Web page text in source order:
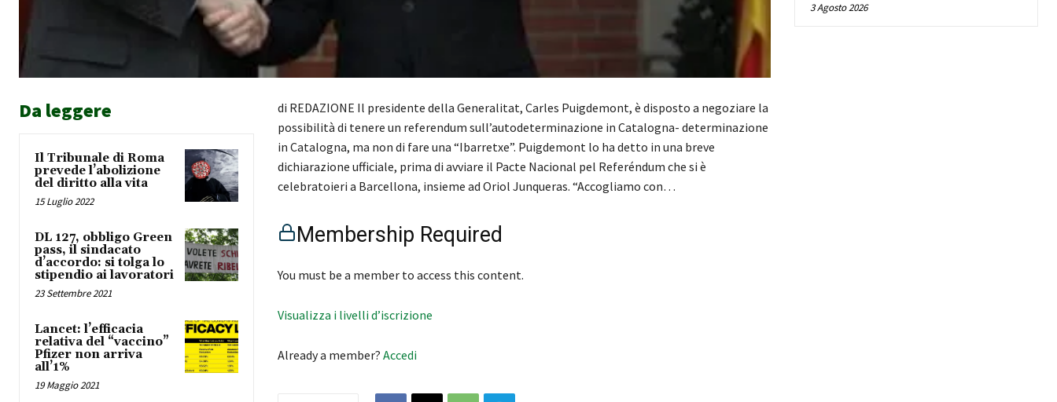
Da leggere
Il Tribunale di Roma
prevede l’abolizione
del diritto alla vita
15 Luglio 2022
DL 127, obbligo Green
pass, il sindacato
d’accordo: si tolga lo
stipendio ai lavoratori
23 Settembre 2021
Lancet: l’efficacia
relativa del “vaccino”
Pfizer non arriva
all’1%
19 Maggio 2021
di REDAZIONE Il presidente della Generalitat, Carles Puigdemont, è disposto a negoziare la
possibilità di tenere un referendum sull’autodeterminazione in Catalogna- determinazione
in Catalogna, ma non di fare una “Ibarretxe”. Puigdemont lo ha detto in una breve
dichiarazione ufficiale, prima di avviare il Pacte Nacional pel Referéndum che si è
celebratoieri a Barcellona, insieme ad Oriol Junqueras. “Accogliamo con…
Membership Required
You must be a member to access this content.
Visualizza i livelli d’iscrizione
Already a member? Accedi
3 Agosto 2026